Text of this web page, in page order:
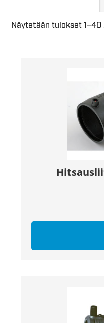
Näytetään tulokset